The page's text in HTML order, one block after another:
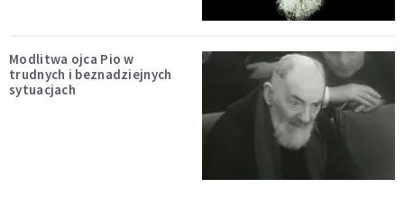
Modlitwa ojca Pio w
trudnych i beznadziejnych
sytuacjach